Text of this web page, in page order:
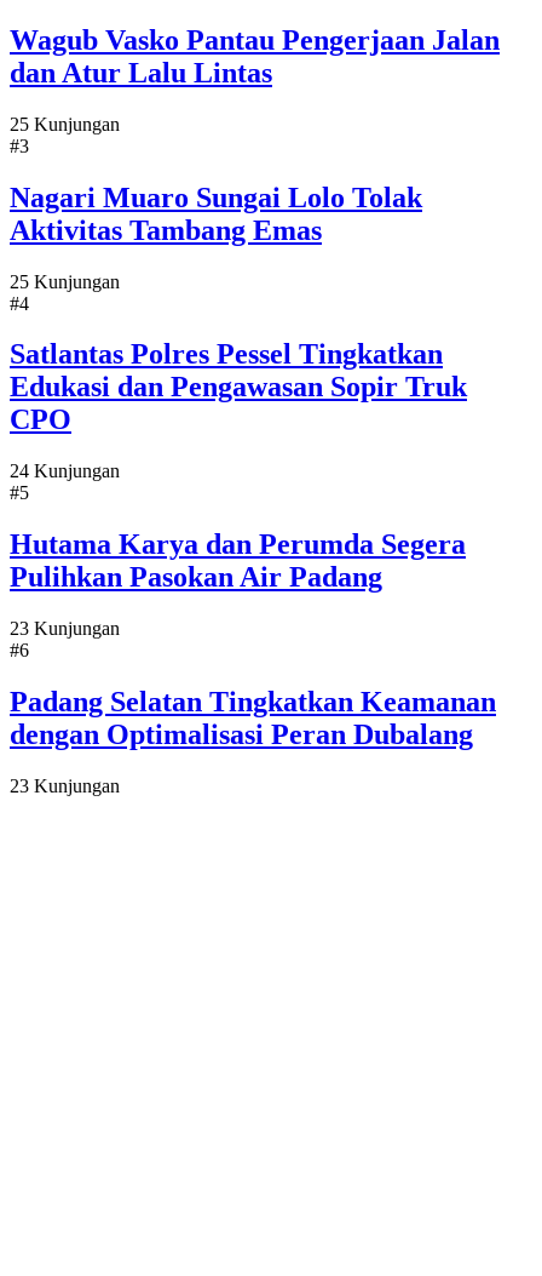
Wagub Vasko Pantau Pengerjaan Jalan
dan Atur Lalu Lintas
25 Kunjungan
#3
Nagari Muaro Sungai Lolo Tolak
Aktivitas Tambang Emas
25 Kunjungan
#4
Satlantas Polres Pessel Tingkatkan
Edukasi dan Pengawasan Sopir Truk
CPO
24 Kunjungan
#5
Hutama Karya dan Perumda Segera
Pulihkan Pasokan Air Padang
23 Kunjungan
#6
Padang Selatan Tingkatkan Keamanan
dengan Optimalisasi Peran Dubalang
23 Kunjungan